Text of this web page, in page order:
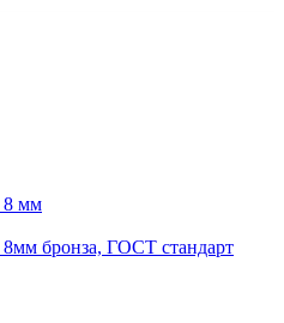
8 мм
бронза, ГОСТ стандарт